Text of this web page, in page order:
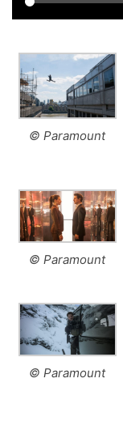
© Paramount
© Paramount
© Paramount